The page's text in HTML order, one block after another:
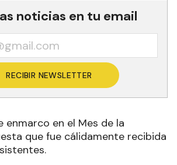
noticias en tu email
RECIBIR NEWSLETTER
enmarco en el Mes de la
que fue cálidamente recibida